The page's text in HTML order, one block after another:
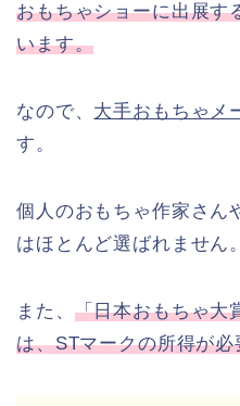
おもちゃショーに出展す
います。
なので、 大手おもちゃメ
す。
個人のおもちゃ作家さん
はほとんど選ばれません。
また、 「日本おもちゃ大
は、STマークの所得が